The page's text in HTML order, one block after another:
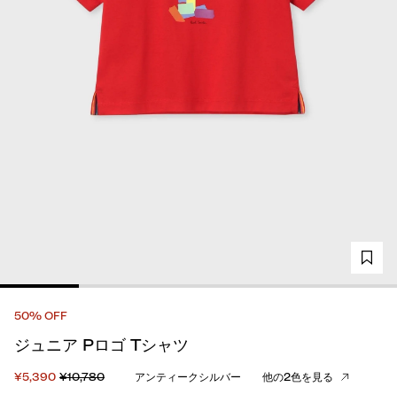
50% OFF
ジュニア Pロゴ Tシャツ
¥5,390 ¥10,780 アンティークシルバー 他の2色を見る